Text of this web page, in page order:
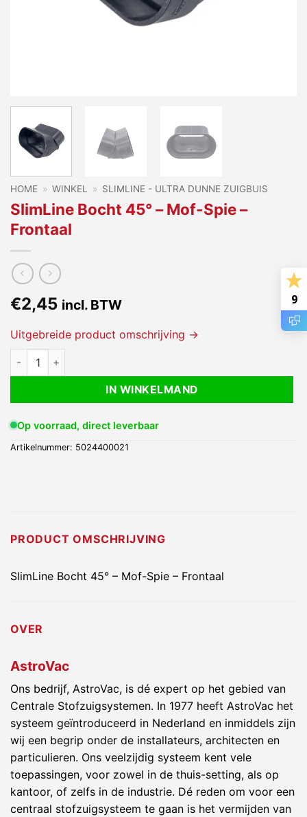
HOME » WINKEL » SLIMLINE - ULTRA DUNNE ZUIGBUIS
SlimLine Bocht 45° – Mof-Spie –
Frontaal
€2,45 incl. BTW
Uitgebreide product omschrijving →
SlimLine Bocht 45° - Mof-Spie - Frontaal aantal
IN WINKELMAND
Op voorraad, direct leverbaar
Artikelnummer: 5024400021
PRODUCT OMSCHRIJVING
SlimLine Bocht 45° – Mof-Spie – Frontaal
OVER
AstroVac
Ons bedrijf, AstroVac, is dé expert op het gebied van
Centrale Stofzuigsystemen. In 1977 heeft AstroVac het
systeem geïntroduceerd in Nederland en inmiddels zijn
wij een begrip onder de installateurs, architecten en
particulieren. Ons veelzijdig systeem kent vele
toepassingen, voor zowel in de thuis-setting, als op
kantoor, of zelfs in de industrie. Dé reden om voor een
centraal stofzuigsysteem te gaan is het vermijden van
9